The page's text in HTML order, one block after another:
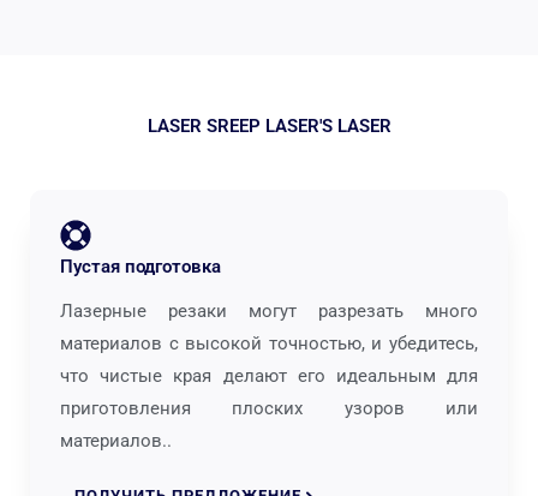
LASER SREEP LASER'S LASER
Пустая подготовка
Лазерные резаки могут разрезать много
материалов с высокой точностью, и убедитесь,
что чистые края делают его идеальным для
приготовления плоских узоров или
материалов..